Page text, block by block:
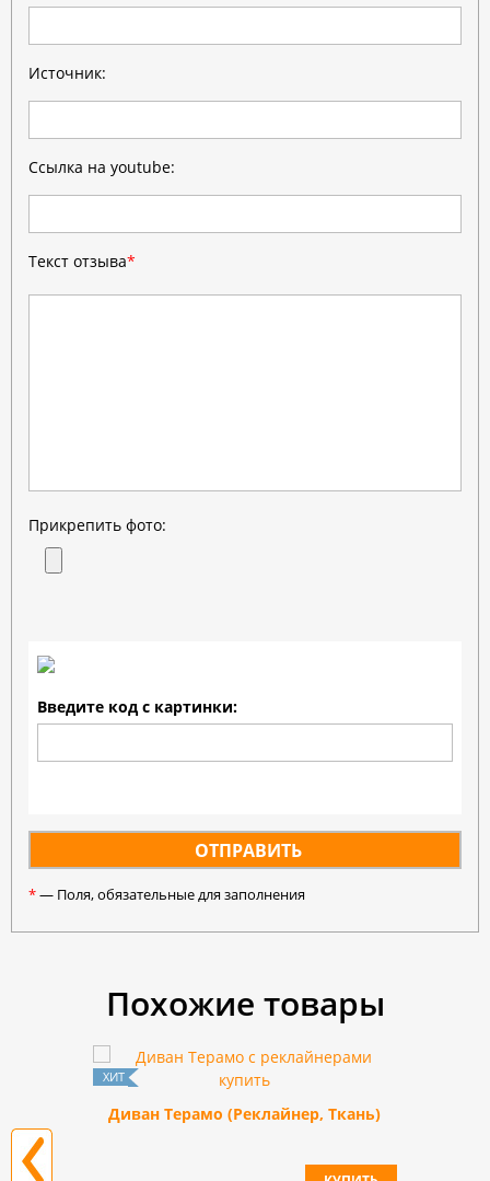
Источник:
Ссылка на youtube:
Текст отзыва*
Прикрепить фото:
Введите код с картинки:
*— Поля, обязательные для заполнения
Похожие товары
Диван Терамо (Реклайнер, Ткань)